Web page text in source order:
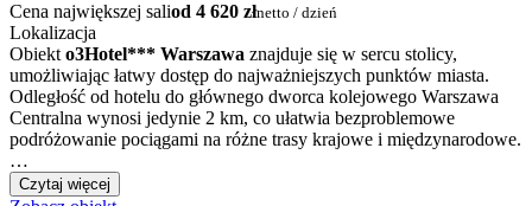
Cena największej saliod 4 620 złnetto / dzień
Lokalizacja
Obiekt o3Hotel*** Warszawa znajduje się w sercu stolicy,
umożliwiając łatwy dostęp do najważniejszych punktów miasta.
Odległość od hotelu do głównego dworca kolejowego Warszawa
Centralna wynosi jedynie 2 km, co ułatwia bezproblemowe
podróżowanie pociągami na różne trasy krajowe i międzynarodowe.
…
Czytaj więcej